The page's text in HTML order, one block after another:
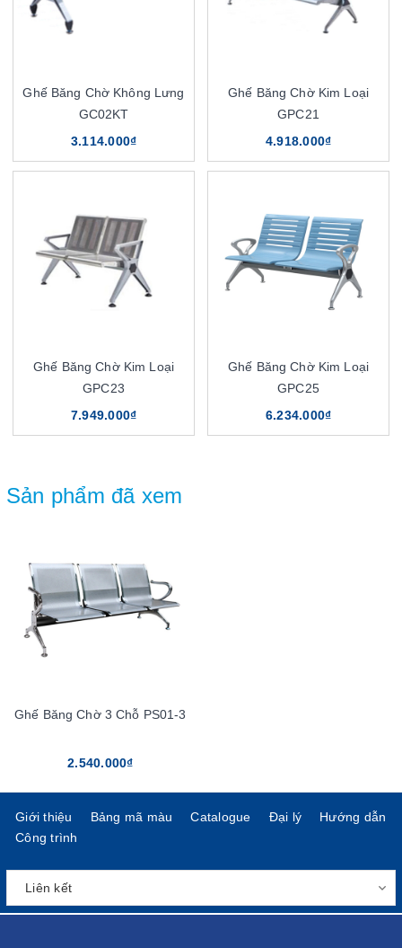
Ghế Băng Chờ Không Lưng
GC02KT
3.114.000₫
Ghế Băng Chờ Kim Loại
GPC21
4.918.000₫
Ghế Băng Chờ Kim Loại
GPC23
7.949.000₫
Ghế Băng Chờ Kim Loại
GPC25
6.234.000₫
Sản phẩm đã xem
Ghế Băng Chờ 3 Chỗ PS01-3
2.540.000₫
Giới thiệu Bảng mã màu Catalogue Đại lý
Hướng dẫn
Công trình